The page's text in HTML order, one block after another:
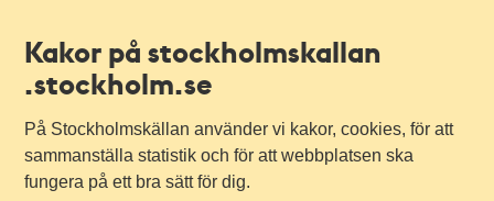
Kakor på stockholmskallan
.stockholm.se
På Stockholmskällan använder vi kakor, cookies, för att
sammanställa statistik och för att webbplatsen ska
fungera på ett bra sätt för dig.